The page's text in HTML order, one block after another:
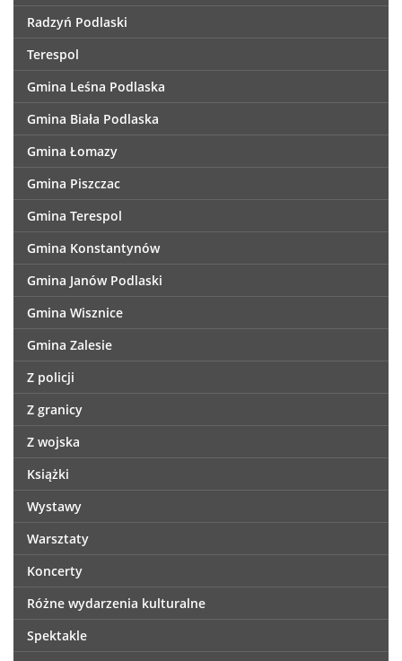
Radzyń Podlaski
Terespol
Gmina Leśna Podlaska
Gmina Biała Podlaska
Gmina Łomazy
Gmina Piszczac
Gmina Terespol
Gmina Konstantynów
Gmina Janów Podlaski
Gmina Wisznice
Gmina Zalesie
Z policji
Z granicy
Z wojska
Książki
Wystawy
Warsztaty
Koncerty
Różne wydarzenia kulturalne
Spektakle